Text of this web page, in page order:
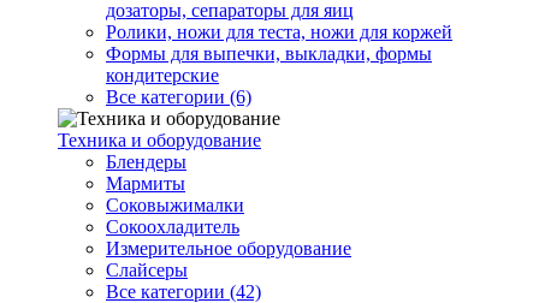
дозаторы, сепараторы для яиц
Ролики, ножи для теста, ножи для коржей
Формы для выпечки, выкладки, формы
кондитерские
Все категории (6)
Техника и оборудование
Блендеры
Мармиты
Соковыжималки
Сокоохладитель
Измерительное оборудование
Слайсеры
Все категории (42)